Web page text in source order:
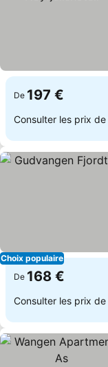
De 197 €
Consulter les prix de
Choix populaire
De 168 €
Consulter les prix de